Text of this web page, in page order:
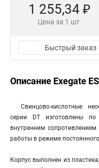
1 255,34 ₽
Цена за 1 шт.
Быстрый заказ
Описание Exegate
Свинцово-кислотные
серии DT изготовлены
внутренним
работы в режиме
Корпус выполнен из